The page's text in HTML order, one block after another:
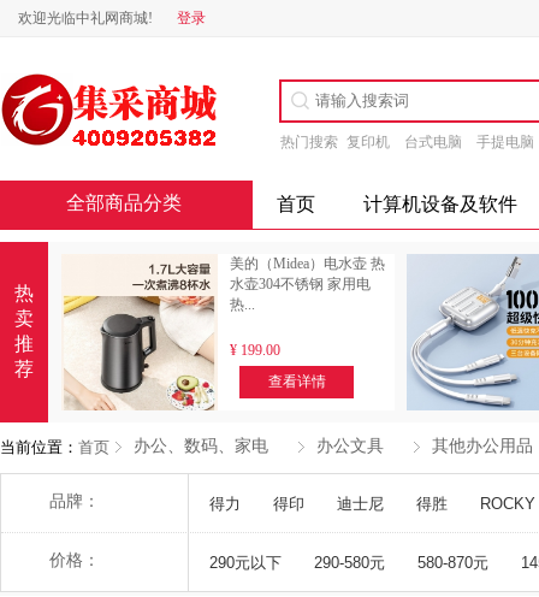
欢迎光临中礼网商城! 登录
热门搜索 复印机 台式电脑 手提电脑
全部商品分类 首页 计算机设备及软件
热
卖
推
荐
美的（Midea）电水壶 热
水壶304不锈钢 家用电
热...
¥ 199.00
查看详情
当前位置： 首页 办公、数码、家电 办公文具 其他办公用品
品牌： 得力 得印 迪士尼 得胜
价格： 290元以下 290-580元 580-870元